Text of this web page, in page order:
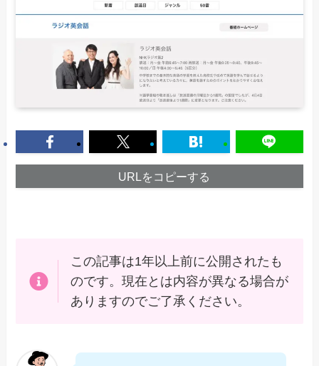
URLをコピーする
この記事は1年以上前に公開されたも
のです。現在とは内容が異なる場合が
ありますのでご了承ください。